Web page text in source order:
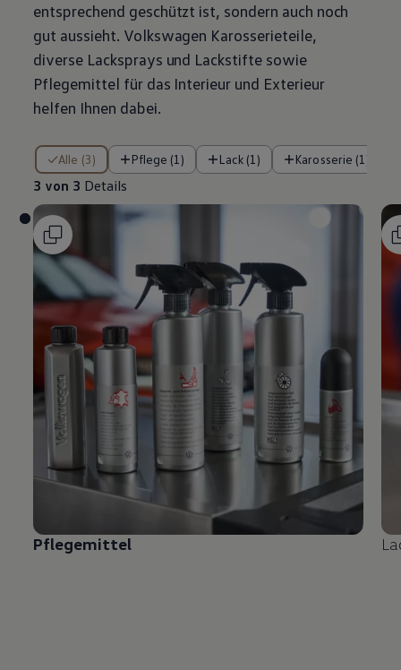
entsprechend geschützt ist, sondern auch noch
gut aussieht. Volkswagen Karosserieteile,
diverse Lacksprays und Lackstifte sowie
Pflegemittel für das Interieur und Exterieur
helfen Ihnen dabei.
Alle (3) Pflege (1) Lack (1) Karosserie (1)
3 von 3 Details
3 von 3 Details
Pflegemittel